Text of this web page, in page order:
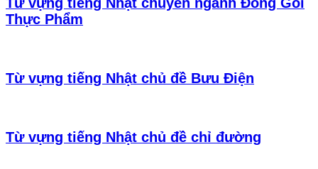
Thực Phẩm
Từ vựng tiếng Nhật chủ đề Bưu Điện
Từ vựng tiếng Nhật chủ đề chỉ đường